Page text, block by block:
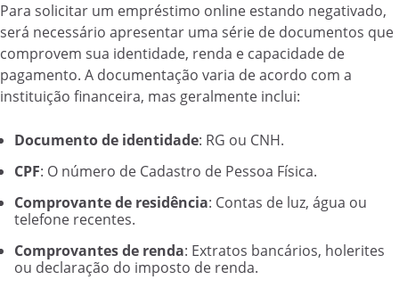
Para solicitar um empréstimo online estando negativado,
será necessário apresentar uma série de documentos que
comprovem sua identidade, renda e capacidade de
pagamento. A documentação varia de acordo com a
instituição financeira, mas geralmente inclui:
Documento de identidade: RG ou CNH.
CPF: O número de Cadastro de Pessoa Física.
Comprovante de residência: Contas de luz, água ou
telefone recentes.
Comprovantes de renda: Extratos bancários, holerites
ou declaração do imposto de renda.